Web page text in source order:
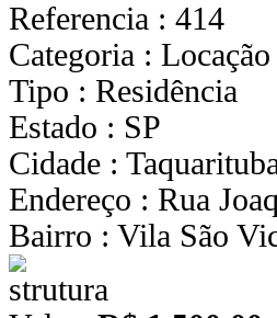
Referencia : 414
Categoria : Locação
Tipo : Residência
Estado : SP
Cidade :
Endereço : Rua
Bairro : Vila São